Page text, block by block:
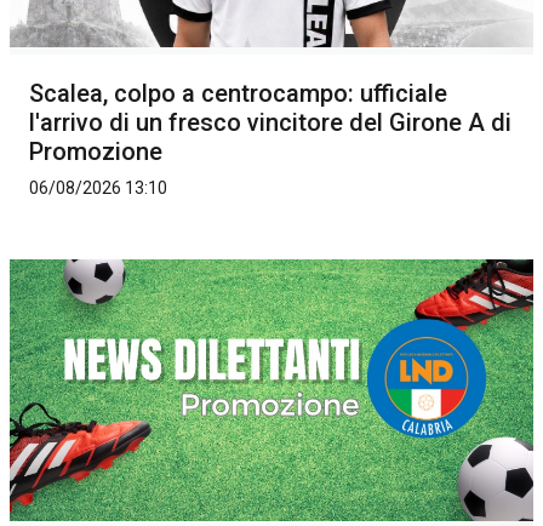
Scalea, colpo a centrocampo: ufficiale
l'arrivo di un fresco vincitore del Girone A di
Promozione
06/08/2026 13:10